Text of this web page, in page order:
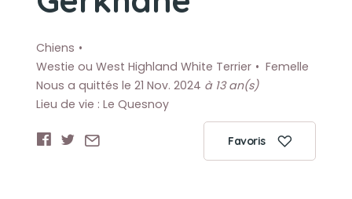
Chiens
Westie ou West Highland White Terrier
Femelle
Nous a quittés le 21 Nov. 2024 à 13 an(s)
Lieu de vie : Le Quesnoy
Favoris